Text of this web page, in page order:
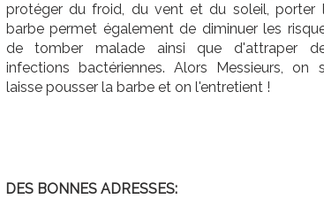
protéger du froid, du vent et du soleil, porter
barbe permet également de diminuer les
de tomber malade ainsi que d'attraper
infections bactériennes. Alors Messieurs, on
laisse pousser la barbe et on l'entretient !
DES BONNES ADRESSES: